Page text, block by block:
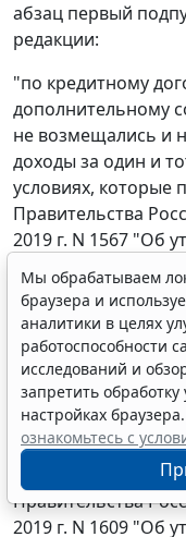
абзац первый
редакции:
"по кредитному
дополнительному
не возмещались и
доходы за один и
условиях, которые
Правительства
2019 г. N 1567 "Об
предоставления
российским
акционерному
недополученных
(приобретенным)
(займам),
Федерации на
помещения
(сельских
Правительства
2019 г. N 1609 "Об
Мы обрабатываем
браузера и
аналитики в целях
работоспособности
исследований и
запретить
настройках
ознакомьтесь с